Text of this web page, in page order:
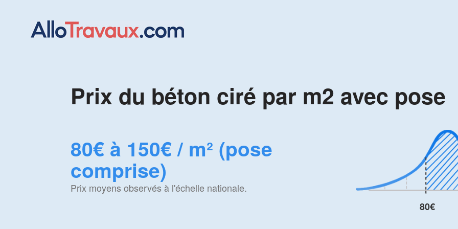
Prix du béton ciré par m2 avec pose
80€ à 150€ / m² (pose
comprise)
Prix moyens observés à l'échelle nationale.
80€